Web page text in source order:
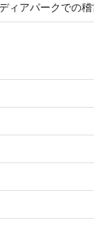
ィアパークでの稽